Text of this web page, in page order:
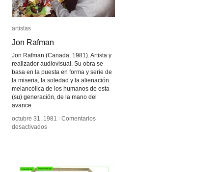
artistas
Jon Rafman
Jon Rafman (Canada, 1981). Artista y
realizador audiovisual. Su obra se
basa en la puesta en forma y serie de
la miseria, la soledad y la alienación
melancólica de los humanos de esta
(su) generación, de la mano del
avance
octubre 31, 1981 / Comentarios
desactivadosen
artistas
Jon Rafman
octubre 31, 1981 / Comentarios
desactivadosen